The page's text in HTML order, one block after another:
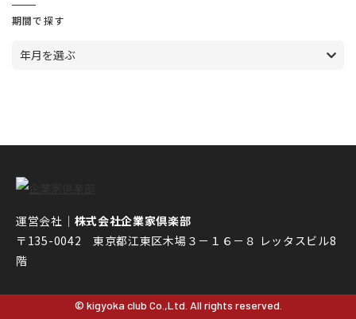
期間で探す
年月を選ぶ
運営会社｜ 株式会社企業家倶楽部
〒135-0042 東京都江東区木場３－１６－８ レッタスビル8
階
© kigyoka club Co.,Ltd. All rights reserved.